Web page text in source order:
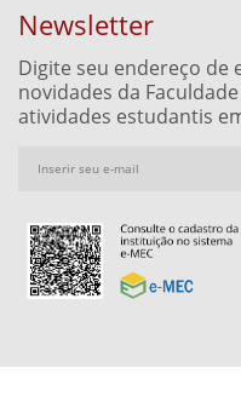
Newsletter
Digite seu endereço de
novidades da
atividades estudantis